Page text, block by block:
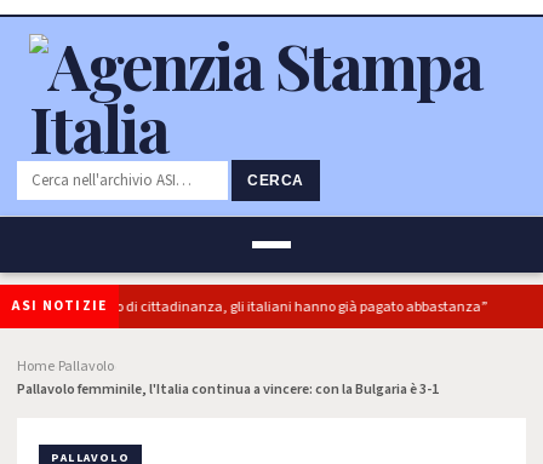
CERCA
ASI NOTIZIE
e reddito di cittadinanza, gli italiani hanno già pagato abbastanza”
Home Pallavolo
Pallavolo femminile, l'Italia continua a vincere: con la Bulgaria è 3-1
PALLAVOLO